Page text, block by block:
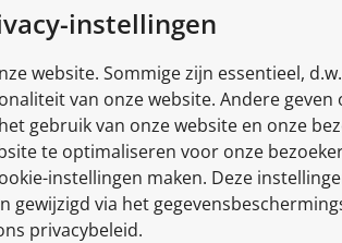
(0) 24 648 9380
AANVRAAG
instellingen
website. Sommige zijn essentieel,
van onze website. Andere geven
gebruik van onze website en onze
te optimaliseren voor onze
instellingen maken. Deze
gewijzigd via het
privacybeleid.